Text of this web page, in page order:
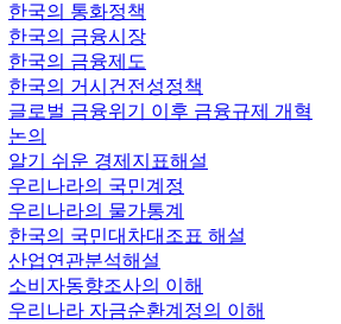
한국의 통화정책
한국의 금융시장
한국의 금융제도
한국의 거시건전성정책
글로벌 금융위기 이후 금융규제 개혁
논의
알기 쉬운 경제지표해설
우리나라의 국민계정
우리나라의 물가통계
한국의 국민대차대조표 해설
산업연관분석해설
소비자동향조사의 이해
우리나라 자금순환계정의 이해